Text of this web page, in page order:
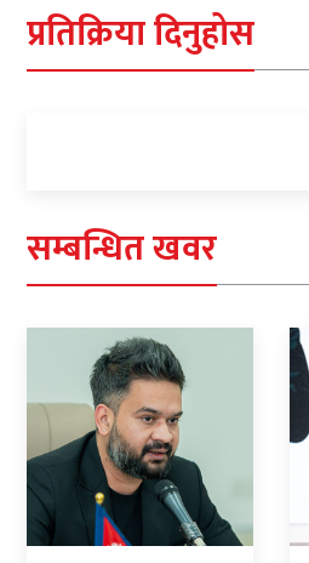
प्रतिक्रिया दिनुहोस
सम्बन्धित खवर